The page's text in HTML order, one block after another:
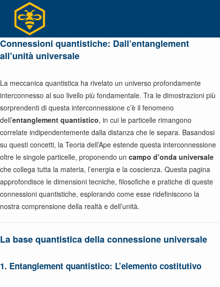
contenuto
Connessioni quantistiche: Dall’entanglement
all’unità universale
La meccanica quantistica ha rivelato un universo profondamente
interconnesso al suo livello più fondamentale. Tra le dimostrazioni più
sorprendenti di questa interconnessione c’è il fenomeno
dell’entanglement quantistico, in cui le particelle rimangono
correlate indipendentemente dalla distanza che le separa. Basandosi
su questi concetti, la Teoria dell’Ape estende questa interconnessione
oltre le singole particelle, proponendo un campo d’onda universale
che collega tutta la materia, l’energia e la coscienza. Questa pagina
approfondisce le dimensioni tecniche, filosofiche e pratiche di queste
connessioni quantistiche, esplorando come esse ridefiniscono la
nostra comprensione della realtà e dell’unità.
La base quantistica della connessione universale
1. Entanglement quantistico: L’elemento costitutivo